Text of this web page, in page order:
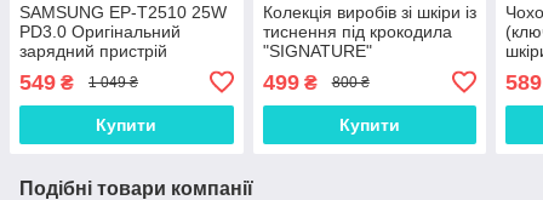
SAMSUNG EP-T2510 25W
PD3.0 Оригінальний
зарядний пристрій
549 ₴ 1 049 ₴
Купити
Колекція виробів зі шкіри із
тиснення під крокодила
"SIGNATURE"
499₴ 800 ₴
Купити
589
Подібні товари компанії